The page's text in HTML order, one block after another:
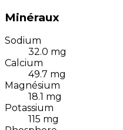
Minéraux
Sodium
32.0 mg
Calcium
49.7 mg
Magnésium
18.1 mg
Potassium
115 mg